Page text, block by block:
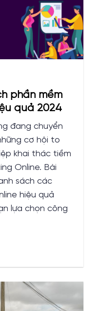
phần mềm
quả 2024
đang chuyển
cơ hội to
khai thác tiềm
Online. Bài
sách các
hiệu quả
lựa chọn công